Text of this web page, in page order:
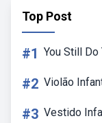
Top Post
#1 You Still Do
#2 Violão
#3 Vestido